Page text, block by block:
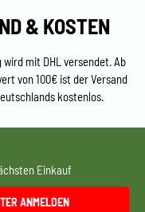
& KOSTEN
wird mit DHL versendet. Ab
von 100€ ist der Versand
kostenlos.
Einkauf
ANMELDEN